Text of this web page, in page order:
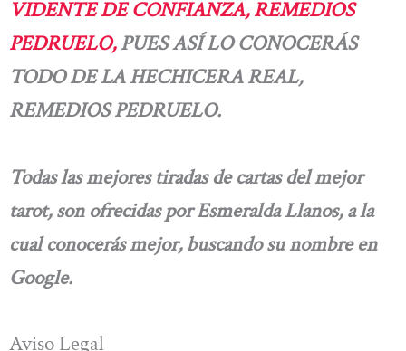
VIDENTE DE CONFIANZA, REMEDIOS
PEDRUELO,PUES ASÍ LO CONOCERÁS
TODO DE LA HECHICERA REAL,
REMEDIOS PEDRUELO.
Todas las mejores tiradas de cartas del mejor
tarot, son ofrecidas por Esmeralda Llanos, a la
cual conocerás mejor, buscando su nombre en
Google.
Aviso Legal